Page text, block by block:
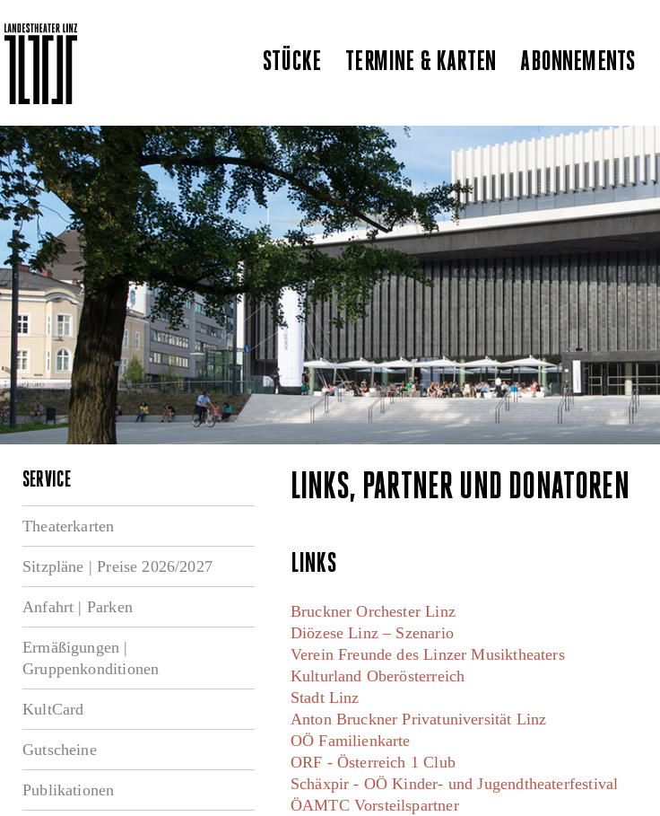
STÜCKE TERMINE & KARTEN ABONNEMENTS
SERVICE
Theaterkarten
Sitzpläne | Preise 2026/2027
Anfahrt | Parken
Ermäßigungen |
Gruppenkonditionen
KultCard
Gutscheine
Publikationen
LINKS, PARTNER UND DONATOREN
LINKS
Bruckner Orchester Linz
Diözese Linz – Szenario
Verein Freunde des Linzer Musiktheaters
Kulturland Oberösterreich
Stadt Linz
Anton Bruckner Privatuniversität Linz
OÖ Familienkarte
ORF - Österreich 1 Club
Schäxpir - OÖ Kinder- und Jugendtheaterfestival
ÖAMTC Vorsteilspartner